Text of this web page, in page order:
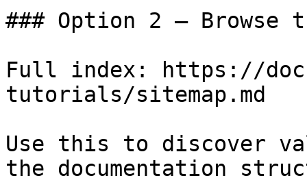
### Option 2 — Browse
Full index: https://
tutorials/sitemap.md
Use this to discover
the documentation